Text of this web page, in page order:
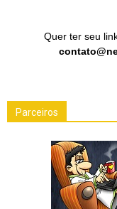
Quer ter seu
Parceiros